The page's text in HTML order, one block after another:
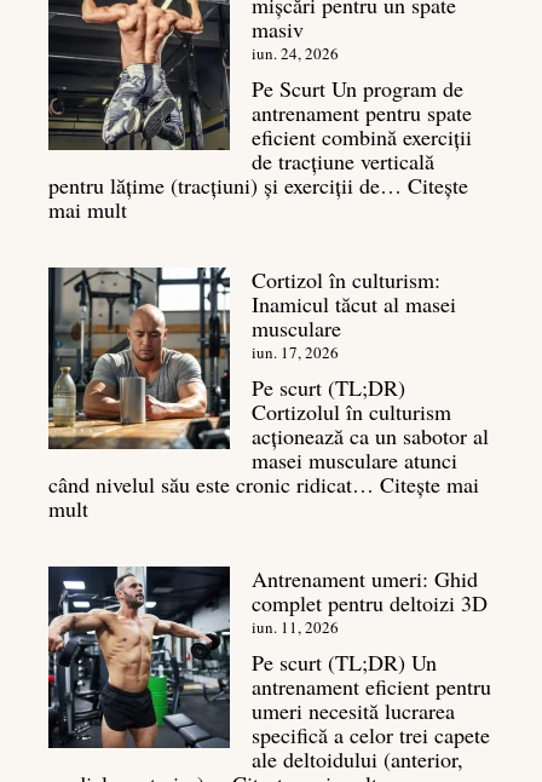
este
sa
cu
masa
musculară
masiv
iun. 24, 2026
Pe Scurt Un program de
antrenament pentru spate
eficient combină exerciții
de tracțiune verticală
pentru lățime (tracțiuni) și exerciții de… Citește
mai mult:
Top
7
mișcări
pentru
un
spate
masiv
Cortizol în culturism:
Inamicul tăcut al masei
musculare
iun. 17, 2026
Pe scurt (TL;DR)
Cortizolul în culturism
acționează ca un sabotor al
masei musculare atunci
când nivelul său este cronic ridicat… Citește mai
mult:
culturism:
Inamicul
tăcut
al
masei
musculare
Antrenament umeri: Ghid
complet pentru deltoizi 3D
iun. 11, 2026
Pe scurt (TL;DR) Un
antrenament eficient pentru
umeri necesită lucrarea
specifică a celor trei capete
ale deltoidului (anterior,